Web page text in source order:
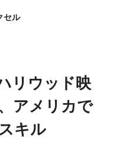
セル
リウッド映
アメリカで
キル